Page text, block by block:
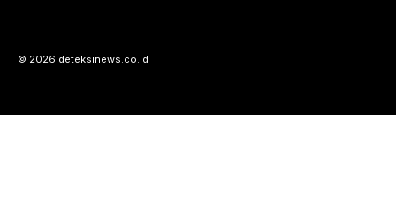
© 2026 deteksinews.co.id